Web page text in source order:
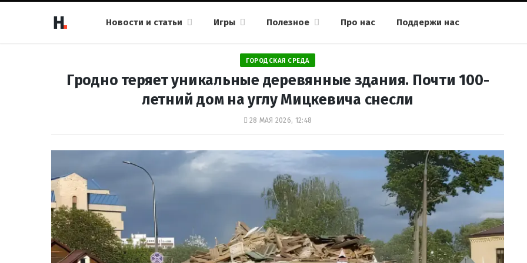
Новости и статьи Игры Полезное Про нас Поддержи нас
ГОРОДСКАЯ СРЕДА
Гродно теряет уникальные деревянные здания. Почти 100-
летний дом на углу Мицкевича снесли
28 МАЯ 2026, 12:48